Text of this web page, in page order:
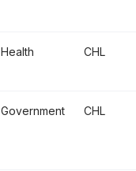
Health CHL
Government CHL